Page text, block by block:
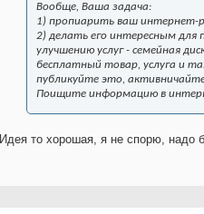
Вообще, Ваша задача:
1) пропиарить ваш интернет-
2) делать его интересным для
улучшению услуг - семейная
бесплатный товар, услуга и
публикуйте это,
Поищите информацию в
Идея то хорошая, я не спорю, надо